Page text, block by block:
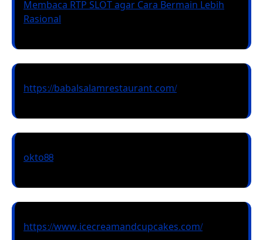
Membaca RTP SLOT agar Cara Bermain Lebih
Rasional
https://babalsalamrestaurant.com/
okto88
https://www.icecreamandcupcakes.com/